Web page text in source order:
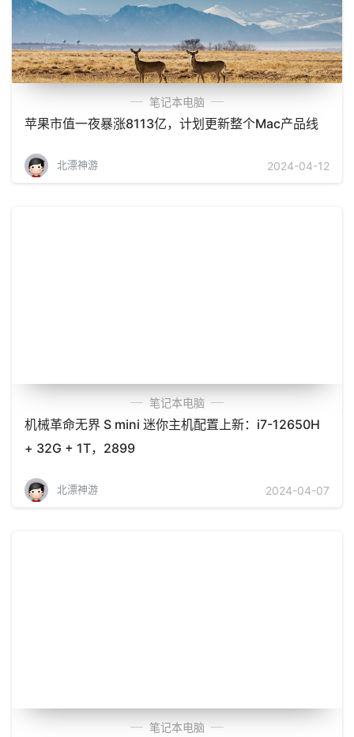
笔记本电脑
苹果市值一夜暴涨8113亿，计划更新整个Mac产品线
北漂神游 2024-04-12
笔记本电脑
机械革命无界 S mini 迷你主机配置上新：i7-12650H
+ 32G + 1T，2899
北漂神游 2024-04-07
笔记本电脑